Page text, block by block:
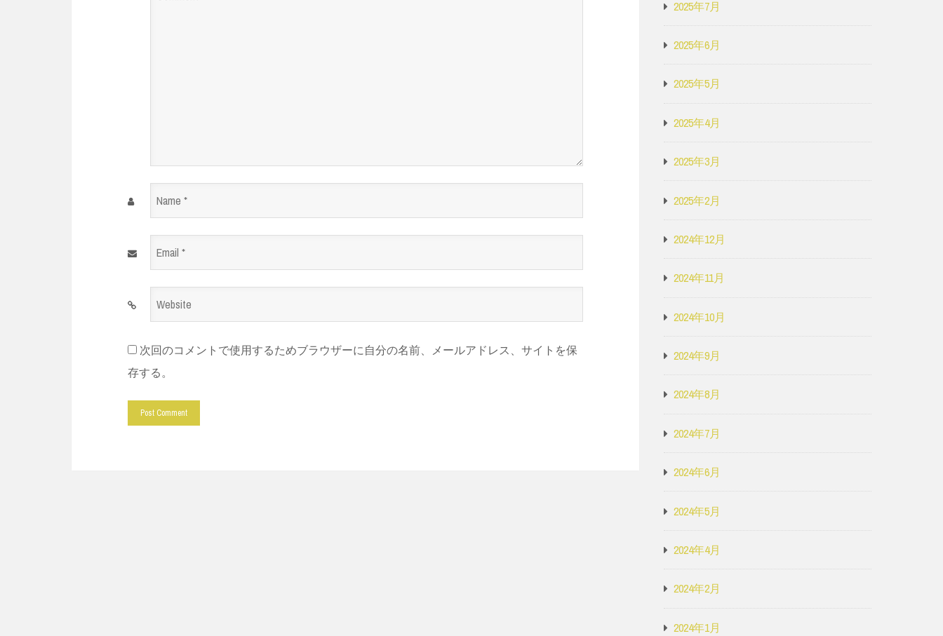
Name
Email
Website
次回のコメントで使用するためブラウザーに自分の名前、メールアドレス、サイトを保
存する。
2025年7月
2025年6月
2025年5月
2025年4月
2025年3月
2025年2月
2024年12月
2024年11月
2024年10月
2024年9月
2024年8月
2024年7月
2024年6月
2024年5月
2024年4月
2024年2月
2024年1月